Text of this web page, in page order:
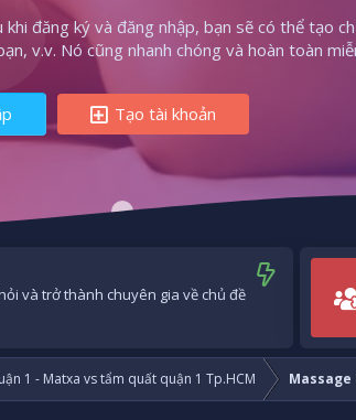
đăng ký và đăng nhập, bạn sẽ có thể tạo
v.v. Nó cũng nhanh chóng và hoàn toàn
Tạo tài khoản
và trở thành chuyên gia về chủ đề
1 - Matxa vs tẩm quất quận 1 Tp.HCM Massage